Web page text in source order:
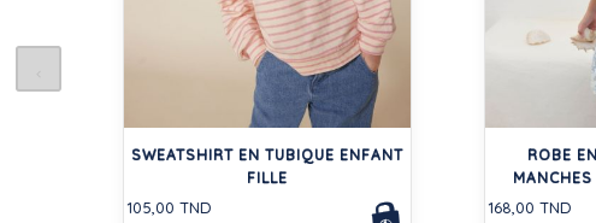
SWEATSHIRT EN TUBIQUE ENFANT
FILLE
105,00 TND
ROBE
168,00 TND